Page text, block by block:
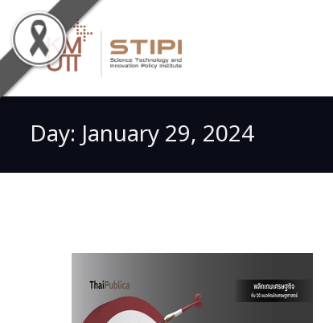
Day:January 29, 2024